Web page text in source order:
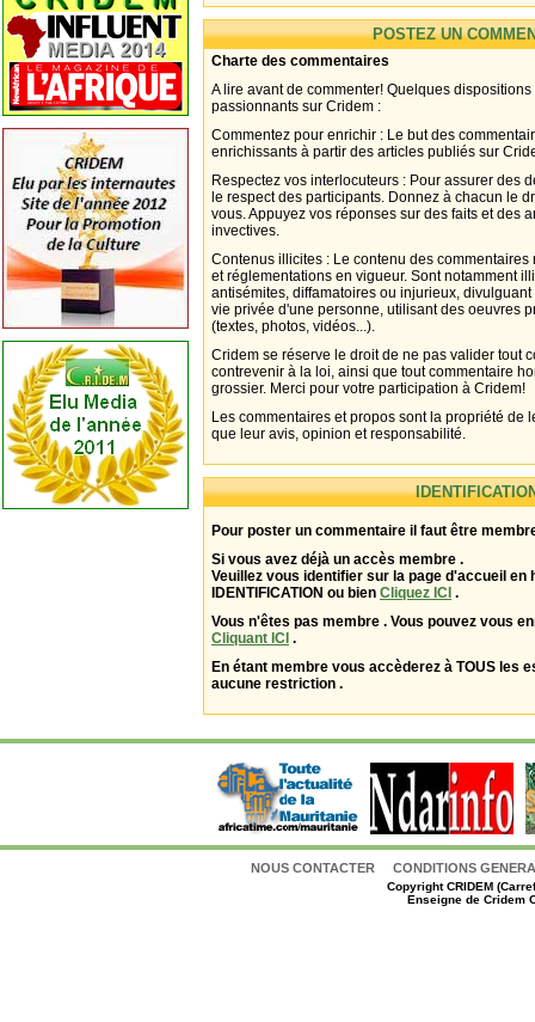
POSTEZ UN
Charte des commentaires
A lire avant de commenter! Quelques
passionnants sur Cridem :
Commentez pour enrichir : Le but des
enrichissants à partir des articles publiés sur
Respectez vos interlocuteurs : Pour assurer des
le respect des participants. Donnez à chacun le
vous. Appuyez vos réponses sur des faits et des
invectives.
Contenus illicites : Le contenu des
et réglementations en vigueur. Sont notamment
antisémites, diffamatoires ou injurieux,
vie privée d'une personne, utilisant des oeuvres
(textes, photos, vidéos...).
Cridem se réserve le droit de ne pas valider tout
contrevenir à la loi, ainsi que tout commentaire
grossier. Merci pour votre participation à Cridem!
Les commentaires et propos sont la propriété de
que leur avis, opinion et responsabilité.
Pour poster un commentaire il faut être
Si vous avez déjà un accès membre .
Veuillez vous identifier sur la page d'accueil en
IDENTIFICATION ou bien Cliquez ICI .
Vous n'êtes pas membre . Vous pouvez vous
Cliquant ICI .
En étant membre vous accèderez à TOUS les
aucune restriction .
NOUS CONTACTER CONDITIONS
CopyrightCRIDEM
Enseigne de Cridem